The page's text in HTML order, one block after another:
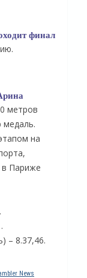
финал
метров
медаль.
на
в Париже
– 8.37,46.
News